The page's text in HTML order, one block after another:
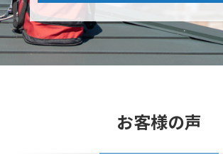
お客様の声